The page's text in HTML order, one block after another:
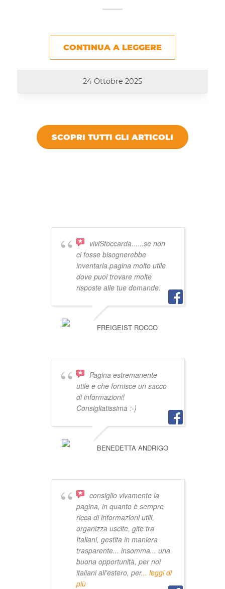
CONTINUA A LEGGERE
24 Ottobre 2025
SCOPRI TUTTI GLI ARTICOLI
viviStoccarda......se non
ci fosse bisognerebbe
inventarla.pagina molto utile
dove puoi trovare molte
risposte alle tue domande.
FREIGEIST ROCCO
Pagina estremanente
utile e che fornisce un sacco
di informazioni!
Consigliatissima :-)
BENEDETTA ANDRIGO
consiglio vivamente la
pagina, in quanto è sempre
ricca di informazioni utili,
organizza uscite, gite tra
Italiani, gestita in maniera
trasparente... insomma... una
buona opportunità, per noi
italiani all'estero, per... leggi di
più